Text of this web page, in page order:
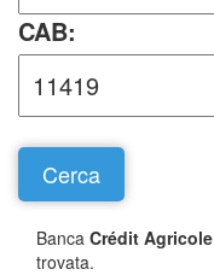
CAB:
Banca Crédit Agricole
trovata.